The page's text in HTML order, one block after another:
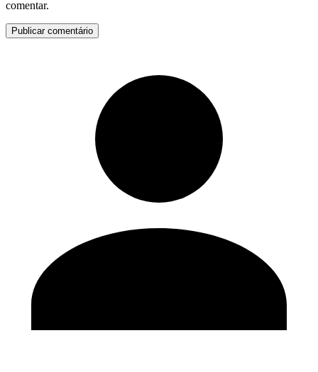
comentar.